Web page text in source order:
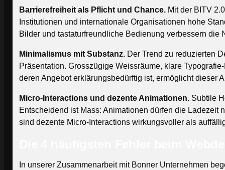
Barrierefreiheit als Pflicht und Chance. Mit der BITV
Institutionen und internationale Organisationen hohe
Bilder und tastaturfreundliche Bedienung verbessern
Minimalismus mit Substanz. Der Trend zu reduzierten
Präsentation. Grosszügige Weissräume, klare
deren Angebot erklärungsbedürftig ist, ermöglicht dieser
Micro-Interactions und dezente Animationen. Subtile
Entscheidend ist Mass: Animationen dürfen die Ladezeit
sind dezente Micro-Interactions wirkungsvoller als
In unserer Zusammenarbeit mit Bonner Unternehmen